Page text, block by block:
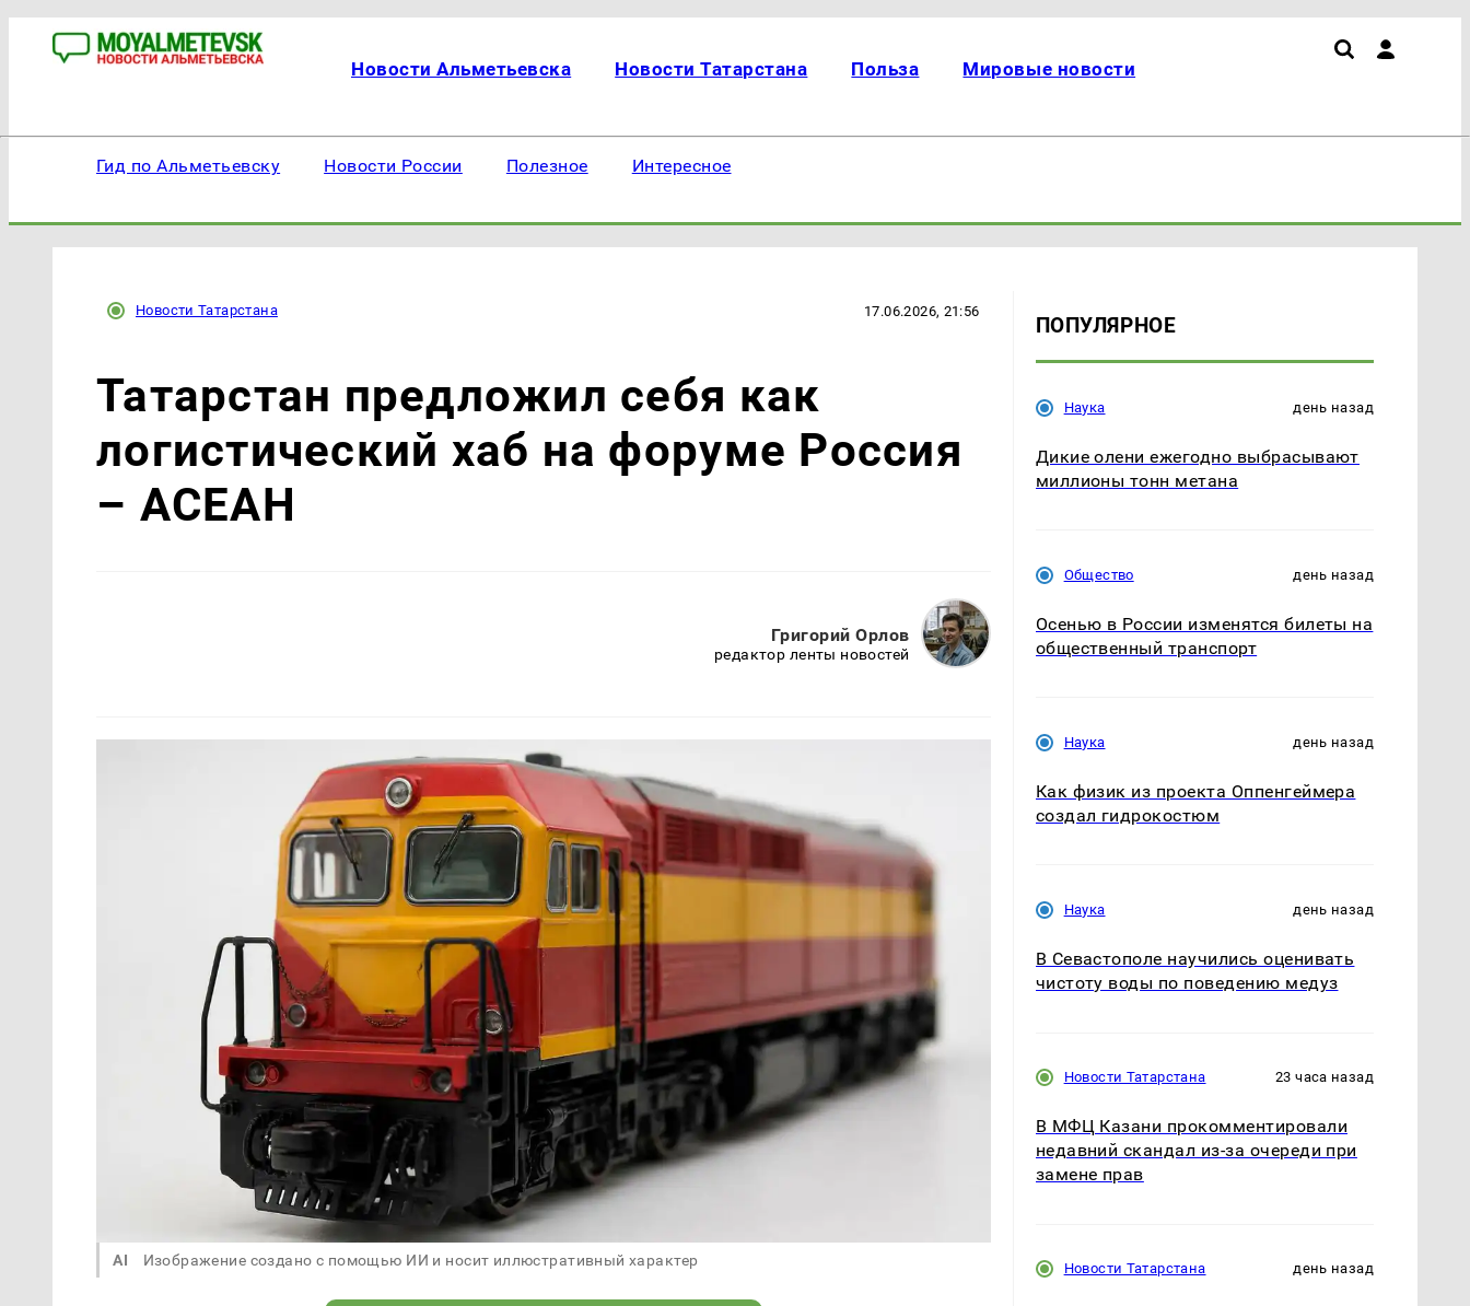
Новости Альметьевска Новости Татарстана Польза Мировые новости
Гид по Альметьевску Новости России Полезное Интересное
Новости Татарстана 17.06.2026, 21:56
Татарстан предложил себя как
логистический хаб на форуме Россия
– АСЕАН
Григорий Орлов
редактор ленты новостей
AI Изображение создано с помощью ИИ и носит иллюстративный характер
ПОПУЛЯРНОЕ
Наука день назад
Дикие олени ежегодно выбрасывают
миллионы тонн метана
Общество день назад
Осенью в России изменятся билеты на
общественный транспорт
Наука день назад
Как физик из проекта Оппенгеймера
создал гидрокостюм
Наука день назад
В Севастополе научились оценивать
чистоту воды по поведению медуз
Новости Татарстана 23 часа назад
В МФЦ Казани прокомментировали
недавний скандал из-за очереди при
замене прав
Новости Татарстана день назад